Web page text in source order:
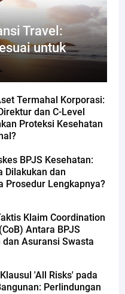
Travel:
untuk
Termahal Korporasi:
dan C-Level
Proteksi Kesehatan
BPJS Kesehatan:
Dilakukan dan
Prosedur Lengkapnya?
Klaim Coordination
Antara BPJS
dan Asuransi Swasta
'All Risks' pada
Perlindungan